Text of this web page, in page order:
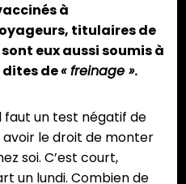
à
titulaires de
eux aussi soumis à
dites de« freinage ».
faut un test négatif de
avoir le droit de monter
soi. C’est court,
un lundi. Combien de